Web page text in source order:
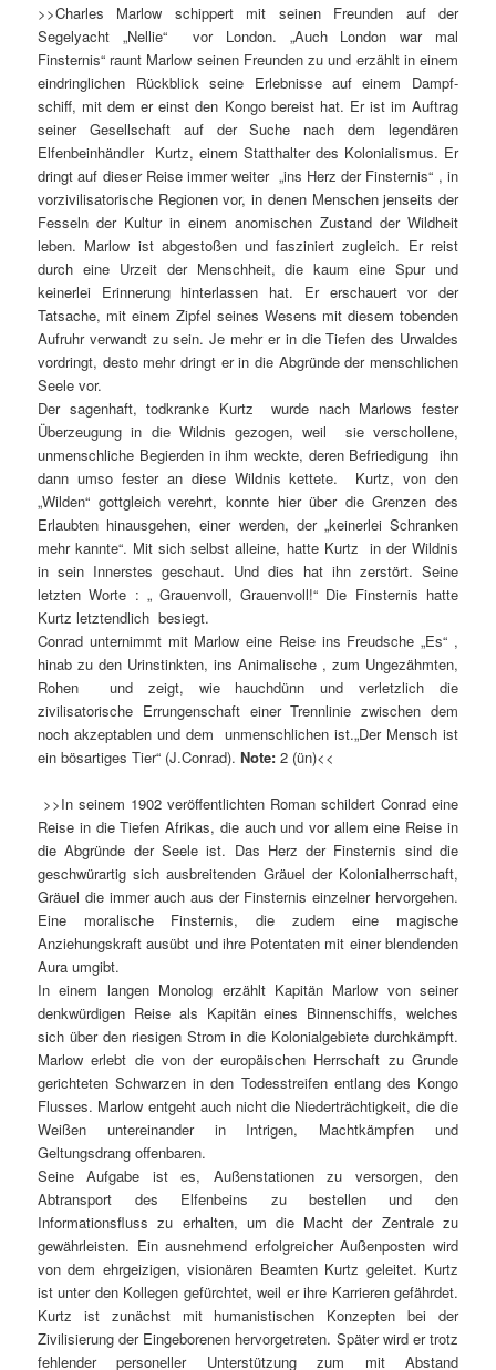
>>Charles Marlow schippert mit seinen Freunden auf der
Segelyacht „Nellie“ vor London. „Auch London war mal
Finsternis“ raunt Marlow seinen Freunden zu und erzählt in einem
eindringlichen Rückblick seine Erlebnisse auf einem Dampf-
schiff, mit dem er einst den Kongo bereist hat. Er ist im Auftrag
seiner Gesellschaft auf der Suche nach dem legendären
Elfenbeinhändler Kurtz, einem Statthalter des Kolonialismus. Er
dringt auf dieser Reise immer weiter „ins Herz der Finsternis“ , in
vorzivilisatorische Regionen vor, in denen Menschen jenseits der
Fesseln der Kultur in einem anomischen Zustand der Wildheit
leben. Marlow ist abgestoßen und fasziniert zugleich. Er reist
durch eine Urzeit der Menschheit, die kaum eine Spur und
keinerlei Erinnerung hinterlassen hat. Er erschauert vor der
Tatsache, mit einem Zipfel seines Wesens mit diesem tobenden
Aufruhr verwandt zu sein. Je mehr er in die Tiefen des Urwaldes
vordringt, desto mehr dringt er in die Abgründe der menschlichen
Seele vor.
Der sagenhaft, todkranke Kurtz wurde nach Marlows fester
Überzeugung in die Wildnis gezogen, weil sie verschollene,
unmenschliche Begierden in ihm weckte, deren Befriedigung ihn
dann umso fester an diese Wildnis kettete. Kurtz, von den
„Wilden“ gottgleich verehrt, konnte hier über die Grenzen des
Erlaubten hinausgehen, einer werden, der „keinerlei Schranken
mehr kannte“. Mit sich selbst alleine, hatte Kurtz in der Wildnis
in sein Innerstes geschaut. Und dies hat ihn zerstört. Seine
letzten Worte : „ Grauenvoll, Grauenvoll!“ Die Finsternis hatte
Kurtz letztendlich besiegt.
Conrad unternimmt mit Marlow eine Reise ins Freudsche „Es“ ,
hinab zu den Urinstinkten, ins Animalische , zum Ungezähmten,
Rohen und zeigt, wie hauchdünn und verletzlich die
zivilisatorische Errungenschaft einer Trennlinie zwischen dem
noch akzeptablen und dem unmenschlichen ist.„Der Mensch ist
ein bösartiges Tier“ (J.Conrad).Note: 2 (ün)<<
>>In seinem 1902 veröffentlichten Roman schildert Conrad eine
Reise in die Tiefen Afrikas, die auch und vor allem eine Reise in
die Abgründe der Seele ist. Das Herz der Finsternis sind die
geschwürartig sich ausbreitenden Gräuel der Kolonialherrschaft,
Gräuel die immer auch aus der Finsternis einzelner hervorgehen.
Eine moralische Finsternis, die zudem eine magische
Anziehungskraft ausübt und ihre Potentaten mit einer blendenden
Aura umgibt.
In einem langen Monolog erzählt Kapitän Marlow von seiner
denkwürdigen Reise als Kapitän eines Binnenschiffs, welches
sich über den riesigen Strom in die Kolonialgebiete durchkämpft.
Marlow erlebt die von der europäischen Herrschaft zu Grunde
gerichteten Schwarzen in den Todesstreifen entlang des Kongo
Flusses. Marlow entgeht auch nicht die Niederträchtigkeit, die die
Weißen untereinander in Intrigen, Machtkämpfen und
Geltungsdrang offenbaren.
Seine Aufgabe ist es, Außenstationen zu versorgen, den
Abtransport des Elfenbeins zu bestellen und den
Informationsfluss zu erhalten, um die Macht der Zentrale zu
gewährleisten. Ein ausnehmend erfolgreicher Außenposten wird
von dem ehrgeizigen, visionären Beamten Kurtz geleitet. Kurtz
ist unter den Kollegen gefürchtet, weil er ihre Karrieren gefährdet.
Kurtz ist zunächst mit humanistischen Konzepten bei der
Zivilisierung der Eingeborenen hervorgetreten. Später wird er trotz
fehlender personeller Unterstützung zum mit Abstand